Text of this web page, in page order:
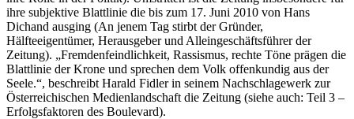
ihre subjektive Blattlinie die bis zum 17. Juni 2010 von Hans
Dichand ausging (An jenem Tag stirbt der Gründer,
Hälfteeigentümer, Herausgeber und Alleingeschäftsführer der
Zeitung). „Fremdenfeindlichkeit, Rassismus, rechte Töne prägen die
Blattlinie der Krone und sprechen dem Volk offenkundig aus der
Seele.“, beschreibt Harald Fidler in seinem Nachschlagewerk zur
Österreichischen Medienlandschaft die Zeitung (siehe auch: Teil 3 –
Erfolgsfaktoren des Boulevard).